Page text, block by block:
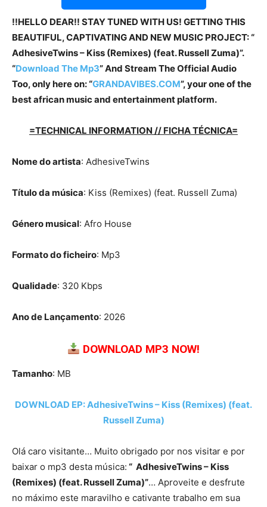
!!HELLO DEAR!! STAY TUNED WITH US! GETTING THIS
BEAUTIFUL, CAPTIVATING AND NEW MUSIC PROJECT: “
AdhesiveTwins – Kiss (Remixes) (feat. Russell Zuma)”.
“Download The Mp3”And Stream The Official Audio
Too, only here on: “GRANDAVIBES.COM”, your one of the
best african music and entertainment platform.
=TECHNICAL INFORMATION // FICHA TÉCNICA=
Nome do artista: AdhesiveTwins
Título da música: Kiss (Remixes) (feat. Russell Zuma)
Género musical: Afro House
Formato do ficheiro: Mp3
Qualidade: 320 Kbps
Ano de Lançamento: 2026
DOWNLOAD MP3 NOW!
Tamanho: MB
DOWNLOAD EP: AdhesiveTwins – Kiss (Remixes) (feat.
Russell Zuma)
Olá caro visitante… Muito obrigado por nos visitar e por
baixar o mp3 desta música: “ AdhesiveTwins – Kiss
(Remixes) (feat. Russell Zuma)”… Aproveite e desfrute
no máximo este maravilho e cativante trabalho em sua